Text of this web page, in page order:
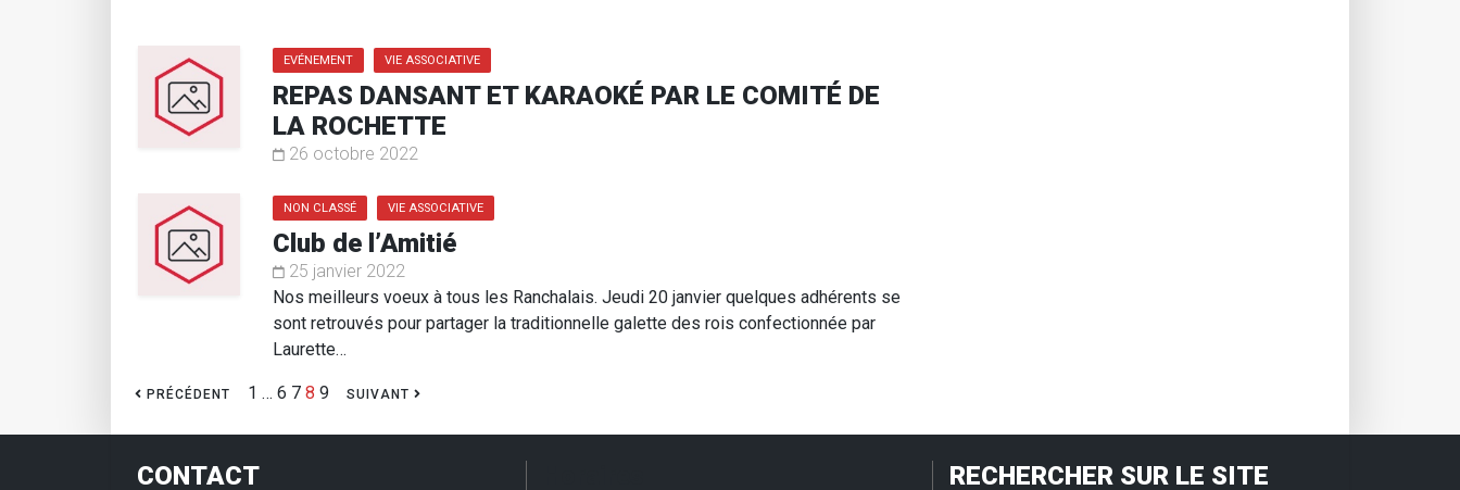
EVÉNEMENT VIE ASSOCIATIVE
REPAS DANSANT ET KARAOKÉ PAR LE COMITÉ DE
LA ROCHETTE
26 octobre 2022
NON CLASSÉ VIE ASSOCIATIVE
Club de l’Amitié
25 janvier 2022
Nos meilleurs voeux à tous les Ranchalais. Jeudi 20 janvier quelques adhérents se
sont retrouvés pour partager la traditionnelle galette des rois confectionnée par
Laurette…
PRÉCÉDENT 1 … 6 7 8 9 SUIVANT
CONTACT RECHERCHER SUR LE SITE